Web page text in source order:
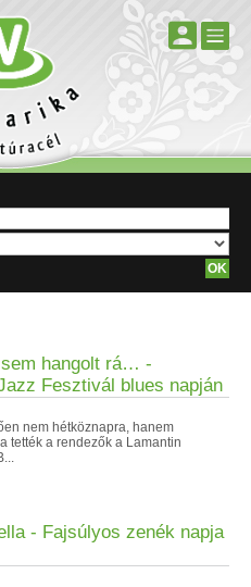
hangolt rá… -
Fesztivál blues napján
nem hétköznapra, hanem
tették a rendezők a Lamantin
- Fajsúlyos zenék napja